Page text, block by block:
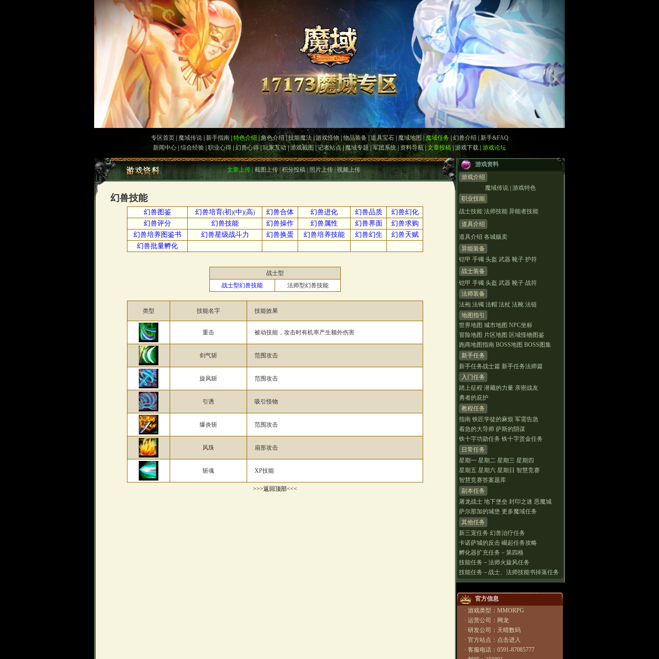
专区首页| 魔域传说| 新手指南| 特色介绍|角色介绍|技能魔法|游戏怪物| 物品装备|道具宝石| 魔域地图| 魔域任务| 幻兽介绍
新手&FAQ
新闻中心 综合经验 |职业心得| 幻兽心得|玩家互动|游戏截图|记者站点|魔域专题|军团系统| 资料导航|文章投稿| 游戏下载 游戏论坛
文章上传| 截图上传|积分投稿 照片上传| 视频上传
幻兽技能
幻兽图鉴 幻兽培育(初)(中)(高) 幻兽合体 幻兽进化 幻兽品质
幻兽幻化
幻兽评分
幻兽技能 幻兽操作 幻兽属性 幻兽界面
幻兽求购
幻兽培养图鉴书
幻兽星级战斗力 幻兽换蛋 幻兽培养技能 幻兽幻生
幻兽天赋
幻兽批量孵化
战士型
战士型幻兽技能
法师型幻兽技能
类型 技能名字 技能效果
重击 被动技能，攻击时有机率产生额外伤害
剑气斩 范围攻击
旋风斩 范围攻击
引诱 吸引怪物
爆炎斩 范围攻击
风珠 扇形攻击
斩魂 XP技能
>>>返回顶部<<<
游戏资料
游戏介绍
魔域传说 游戏特色
职业技能
战士技能 法师技能 异能者技能
道具介绍
道具介绍 各城贩卖
异能装备
铠甲 手镯 头盔 武器 靴子 护符
战士装备
铠甲 手镯 头盔 武器 靴子 战符
法师装备
法袍 法镯 法帽 法杖 法靴 法链
地图指引
世界地图 城市地图 NPC坐标
冒险地图 片区地图 区域怪物图鉴
跑商地图指南 BOSS地图 BOSS图集
新手任务
新手任务战士篇 新手任务法师篇
入门任务
踏上征程 潜藏的力量 亲密战友
勇者的庇护
教程任务
指南 铁匠学徒的麻烦 军需告急
着急的大导师 萨斯的阴谋
铁十字功勋任务 铁十字赏金任务
日常任务
星期一 星期二 星期三 星期四
星期五 星期六 星期日 智慧竞赛
智慧竞赛答案题库
副本任务
屠龙战士 地下堡垒 封印之迷 恶魔城
萨尔那加的城堡 更多魔域任务
其他任务
新三宠任务 幻兽治疗任务
卡诺萨城的反击 崛起任务攻略
孵化器扩充任务－第四格
技能任务－法师火旋风任务
技能任务－战士、法师技能书掉落任务
官方信息
· 游戏类型：MMORPG
· 运营公司：网龙
· 研发公司：天晴数码
· 官方站点： 点击进入
· 客服电话：0591-87085777